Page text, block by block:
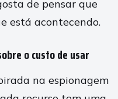
de pensar que
está acontecendo.
o custo de usar
na espionagem